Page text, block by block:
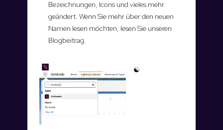
Bezeichnungen, Icons und vieles mehr
geändert. Wenn Sie mehr über den neuen
Namen lesen möchten, lesen Sie unseren
Blogbeitrag.
☯